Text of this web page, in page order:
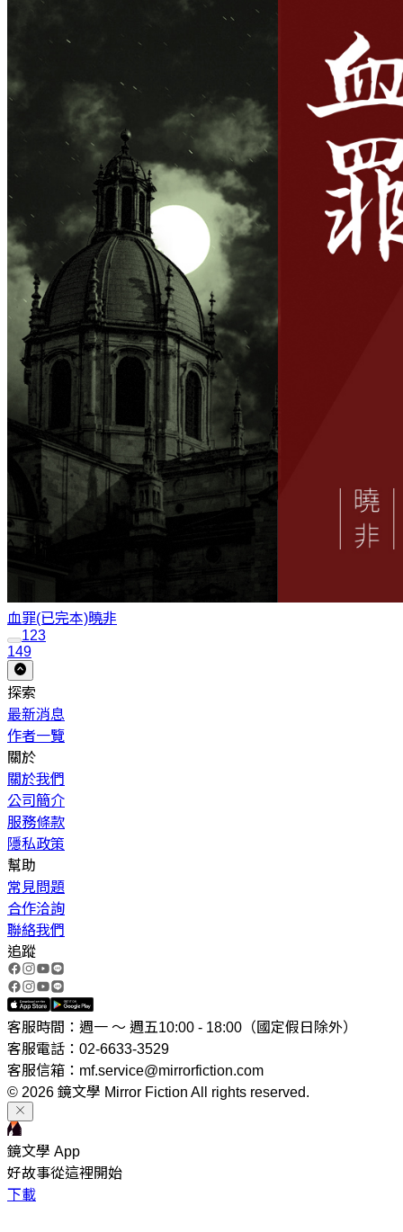
血罪(已完本)曉非
123
149
探索
最新消息
作者一覽
關於
關於我們
公司簡介
服務條款
隱私政策
幫助
常見問題
合作洽詢
聯絡我們
追蹤
客服時間：週一 ～ 週五10:00 - 18:00（國定假日除外）
客服電話：02-6633-3529
客服信箱：mf.service@mirrorfiction.com
© 2026 鏡文學 Mirror Fiction All rights reserved.
鏡文學 App
好故事從這裡開始
下載